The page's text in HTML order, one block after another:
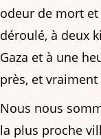
odeur de mort et
déroulé, à deux
Gaza et à une
près, et vraiment
Nous nous
la plus proche